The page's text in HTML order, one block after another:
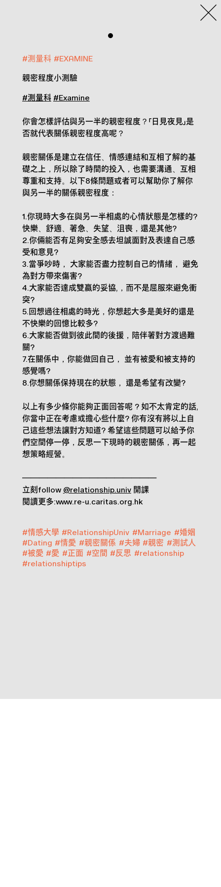
#測量科 #EXAMINE
親密程度小測驗
#測量科 #Examine
你會怎樣評估與另一半的親密程度？「日見夜見」是
否就代表關係親密程度高呢？
親密關係是建立在信任、情感連結和互相了解的基
礎之上，所以除了時間的投入，也需要溝通、互相
尊重和支持。以下8條問題或者可以幫助你了解你
與另一半的關係親密程度：
1.你現時大多在與另一半相處的心情狀態是怎樣的?
快樂、舒適、著急、失望、沮喪，還是其他?
2.你倆能否有足夠安全感去坦誠面對及表達自己感
受和意見?
3.當爭吵時， 大家能否盡力控制自己的情緒， 避免
為對方帶來傷害?
4.大家能否達成雙嬴的妥協,，而不是屈服來避免衝
突?
5.回想過往相處的時光，你想起大多是美好的還是
不快樂的回憶比較多?
6.大家能否做到彼此間的後援，陪伴著對方渡過難
關?
7.在關係中，你能做回自己， 並有被愛和被支持的
感覺嗎?
8.你想關係保持現在的狀態， 還是希望有改變?
以上有多少條你能夠正面回答呢 ? 如不太肯定的話,
你當中正在考慮或擔心些什麼? 你有沒有將以上自
己這些想法讓對方知道? 希望這些問題可以給予你
們空間停一停，反思一下現時的親密關係，再一起
想策略經營。
————————————————
立刻follow @relationship.univ開課
閱讀更多:www.re-u.caritas.org.hk
#情感大學 #RelationshipUniv #Marriage #婚姻
#Dating #情愛 #親密關係 #夫婦 #親密 #測試人
#被愛 #愛 #正面 #空間 #反思 #relationship
#relationshiptips